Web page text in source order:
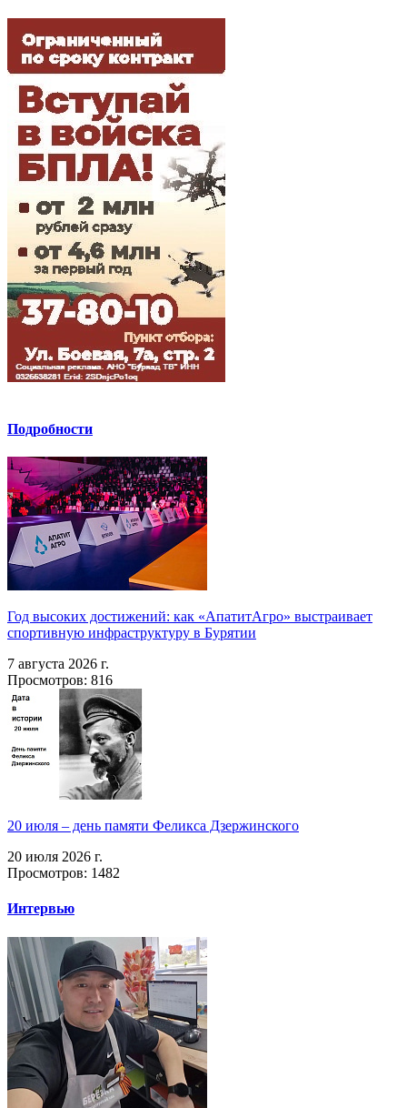
Подробности
Год высоких достижений: как «АпатитАгро» выстраивает
спортивную инфраструктуру в Бурятии
7 августа 2026 г.
Просмотров: 816
20 июля – день памяти Феликса Дзержинского
20 июля 2026 г.
Просмотров: 1482
Интервью